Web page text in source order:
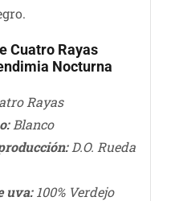
Cuatro Rayas
Nocturna
Rayas
Blanco
D.O. Rueda
uva:100% Verdejo